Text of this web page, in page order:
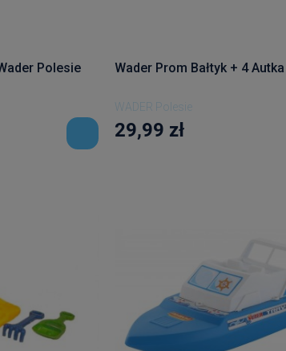
Polesie Wader Prom Bałtyk + 4 Autka
WADER Polesie
29,99 zł